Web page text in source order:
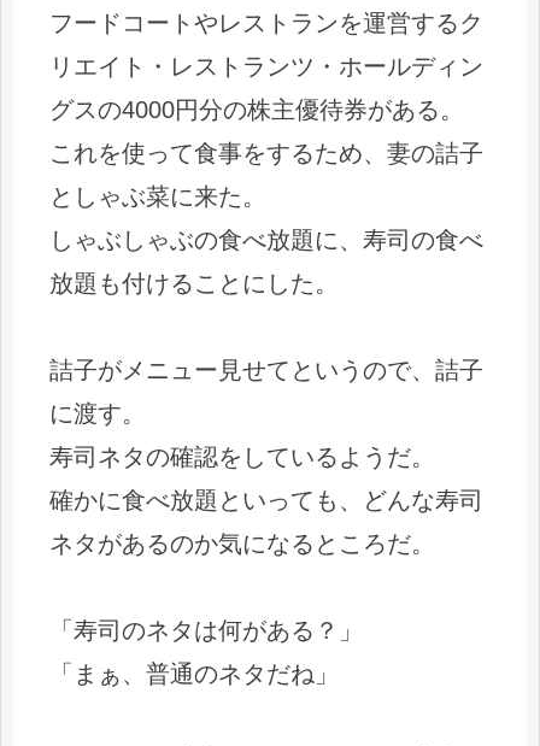
フードコートやレストランを運営するク
リエイト・レストランツ・ホールディン
グスの4000円分の株主優待券がある。
これを使って食事をするため、妻の詰子
としゃぶ菜に来た。
しゃぶしゃぶの食べ放題に、寿司の食べ
放題も付けることにした。
詰子がメニュー見せてというので、詰子
に渡す。
寿司ネタの確認をしているようだ。
確かに食べ放題といっても、どんな寿司
ネタがあるのか気になるところだ。
「寿司のネタは何がある？」
「まぁ、普通のネタだね」